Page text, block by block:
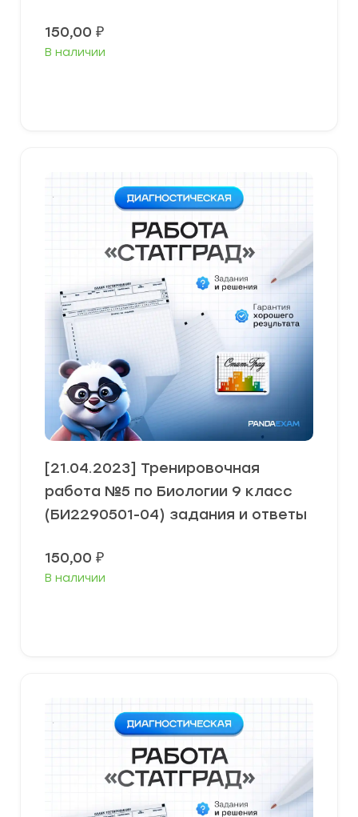
150,00 ₽
В наличии
[21.04.2023] Тренировочная
работа №5 по Биологии 9 класс
(БИ2290501-04) задания и ответы
150,00 ₽
В наличии